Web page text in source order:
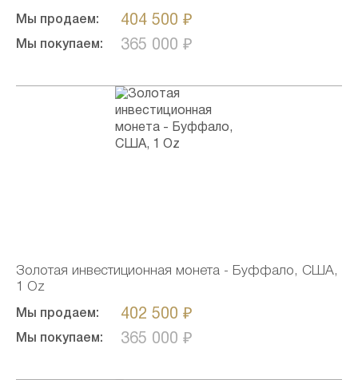
Мы продаем: 404 500 ₽
Мы покупаем: 365 000 ₽
Золотая инвестиционная монета - Буффало, США,
1 Oz
Мы продаем: 402 500 ₽
Мы покупаем: 365 000 ₽